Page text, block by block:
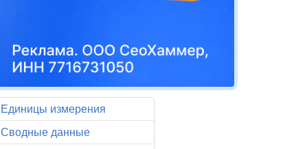
Единицы измерения
Сводные данные